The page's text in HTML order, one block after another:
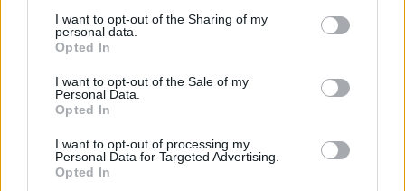
disclose it to other third parties.
Please note that this website/app uses one or more Google
services and may gather and store information including but
not limited to your visit or usage behaviour. You may click to
grant or deny consent to Google and its third-party tags to
consent section.
I want to opt-out of the Sharing of my
personal data.
Opted In
I want to opt-out of the Sale of my
Personal Data.
Opted In
I want to opt-out of processing my
Personal Data for Targeted Advertising.
Opted In
InvestirMag
Investieren24
UK